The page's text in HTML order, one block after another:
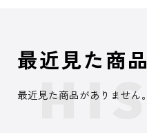
最近見た商品
最近見た商品がありません。